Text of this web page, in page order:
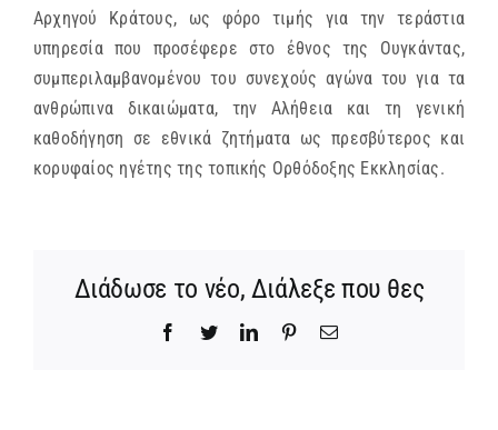
Αρχηγού Κράτους, ως φόρο τιμής για την τεράστια
υπηρεσία που προσέφερε στο έθνος της Ουγκάντας,
συμπεριλαμβανομένου του συνεχούς αγώνα του για τα
ανθρώπινα δικαιώματα, την Αλήθεια και τη γενική
καθοδήγηση σε εθνικά ζητήματα ως πρεσβύτερος και
κορυφαίος ηγέτης της τοπικής Ορθόδοξης Εκκλησίας.
Διάδωσε το νέο, Διάλεξε που θες
Facebook
TwitterLinkedInPinterestEmail